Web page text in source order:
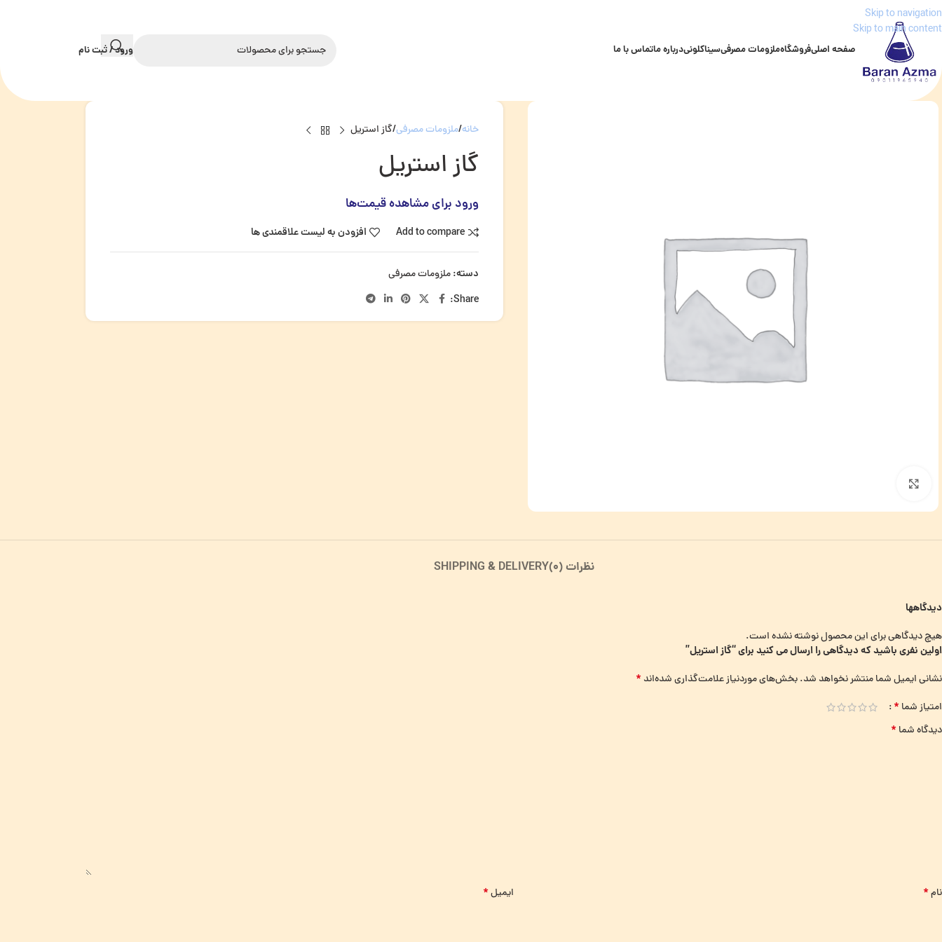
Skip to navigation
Skip to main content
صفحه اصلیفروشگاهملزومات مصرفیسیناکلونیدرباره ماتماس با ما ورود / ثبت نام
خانه ملزومات مصرفی گاز استریل
گاز استریل
ورود برای مشاهده قیمت‌ها
Add to compare افزودن به لیست علاقمندی ها
دسته:ملزومات مصرفی
Share:
نظرات (0) SHIPPING & DELIVERY
دیدگاهها
هیچ دیدگاهی برای این محصول نوشته نشده است.
اولین نفری باشید که دیدگاهی را ارسال می کنید برای “گاز استریل”
نشانی ایمیل شما منتشر نخواهد شد.بخش‌های موردنیاز علامت‌گذاری شده‌اند*
امتیاز شما*
دیدگاه شما*
نام* ایمیل*